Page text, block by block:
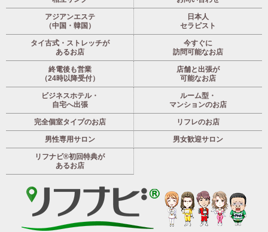
アジアンエステ
（中国・韓国）
日本人
セラピスト
タイ古式・ストレッチが
あるお店
今すぐに
訪問可能なお店
終電後も営業
（24時以降受付）
店舗と出張が
可能なお店
ビジネスホテル・
自宅へ出張
ルーム型・
マンションのお店
完全個室タイプのお店 リフレのお店
男性専用サロン 男女歓迎サロン
リフナビ®初回特典が
あるお店